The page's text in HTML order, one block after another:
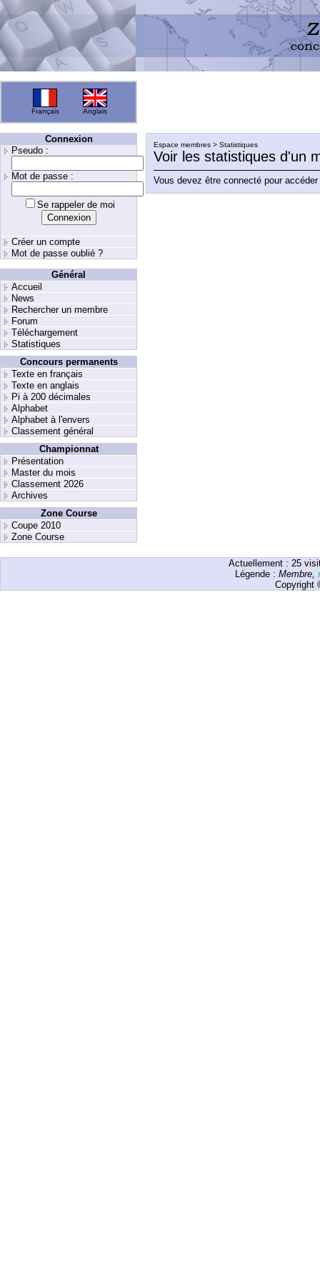
Français Anglais
Connexion
Pseudo :
Mot de passe :
Se rappeler de moi
Créer un compte
Mot de passe oublié ?
Général
Accueil
News
Rechercher un membre
Forum
Téléchargement
Statistiques
Concours permanents
Texte en français
Texte en anglais
Pi à 200 décimales
Alphabet
Alphabet à l'envers
Classement général
Championnat
Présentation
Master du mois
Classement 2026
Archives
Zone Course
Coupe 2010
Zone Course
Espace membres > Statistiques
Voir les statistiques d'un
Vous devez être connecté pour
Actuellement : 25
Légende : Membre,
Copyright